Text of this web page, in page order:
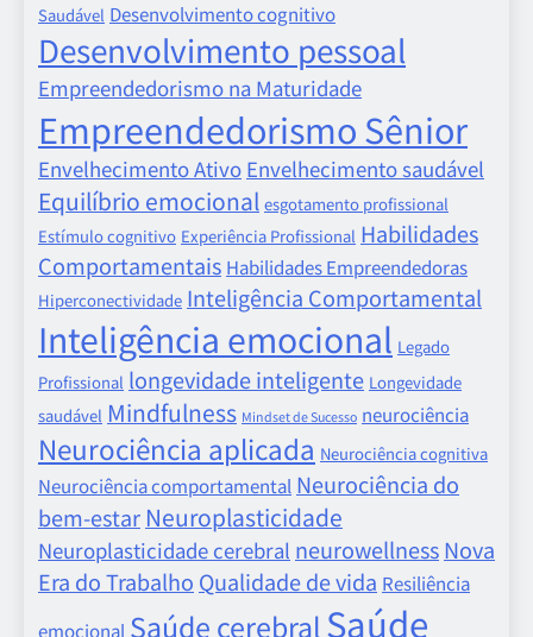
Saudável Desenvolvimento cognitivo
Desenvolvimento pessoal
Empreendedorismo na Maturidade
Empreendedorismo Sênior
Envelhecimento Ativo Envelhecimento saudável
Equilíbrio emocional esgotamento profissional
Estímulo cognitivo Experiência Profissional Habilidades
Comportamentais Habilidades Empreendedoras
Hiperconectividade Inteligência Comportamental
Inteligência emocional Legado
Profissional longevidade inteligente Longevidade
saudável Mindfulness Mindset de Sucesso neurociência
Neurociência aplicada Neurociência cognitiva
Neurociência comportamental Neurociência do
bem-estar Neuroplasticidade
Neuroplasticidade cerebral neurowellnessNova
Era do Trabalho Qualidade de vida Resiliência
emocional Saúde cerebralSaúde